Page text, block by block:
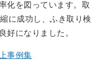
化を図っています。取
に成功し、ふき取り検
好になりました。
事例集